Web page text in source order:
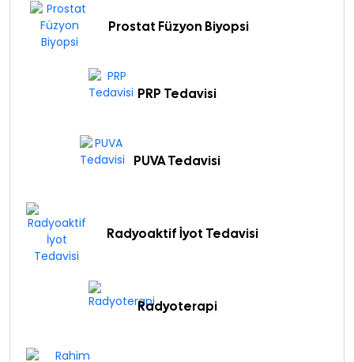
Prostat Füzyon Biyopsi
PRP Tedavisi
PUVA Tedavisi
Radyoaktif İyot Tedavisi
Radyoterapi